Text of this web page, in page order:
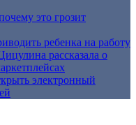
это грозит
ребенка на работу
рассказала о
электронный